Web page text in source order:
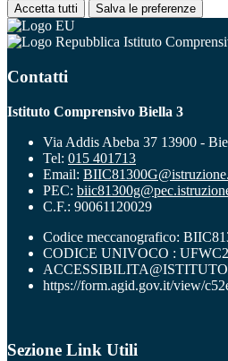
Accetta tutti Salva le preferenze
Istituto
Contatti
Istituto Comprensivo Biella 3
Via Addis Abeba 37 13900 -
Tel: 015 401713
Email:
PEC:
C.F.: 90061120029
Codice meccanografico:
CODICE UNIVOCO :
https://form.agid.gov.it/view/
Sezione Link Utili